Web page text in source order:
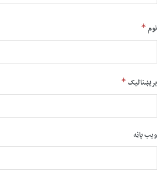
نوم*
بریښنالیک*
ویب پاڼه